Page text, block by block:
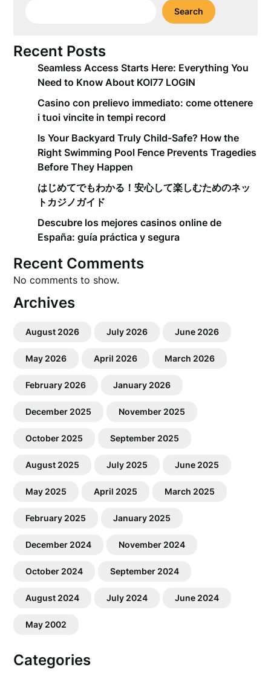
Search
Recent Posts
Seamless Access Starts Here: Everything You
Need to Know About KOI77 LOGIN
Casino con prelievo immediato: come ottenere
i tuoi vincite in tempi record
Is Your Backyard Truly Child-Safe? How the
Right Swimming Pool Fence Prevents Tragedies
Before They Happen
はじめてでもわかる！安心して楽しむためのネッ
トカジノガイド
Descubre los mejores casinos online de
España: guía práctica y segura
Recent Comments
No comments to show.
Archives
August 2026 July 2026 June 2026
May 2026 April 2026 March 2026
February 2026 January 2026
December 2025 November 2025
October 2025 September 2025
August 2025 July 2025 June 2025
May 2025 April 2025 March 2025
February 2025 January 2025
December 2024 November 2024
October 2024 September 2024
August 2024 July 2024 June 2024
May 2002
Categories